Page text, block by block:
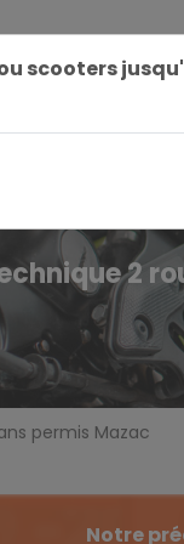
2
permis Mazac
Notre
scooters